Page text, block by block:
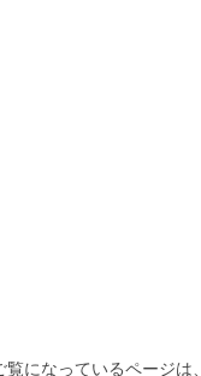
になっているページは